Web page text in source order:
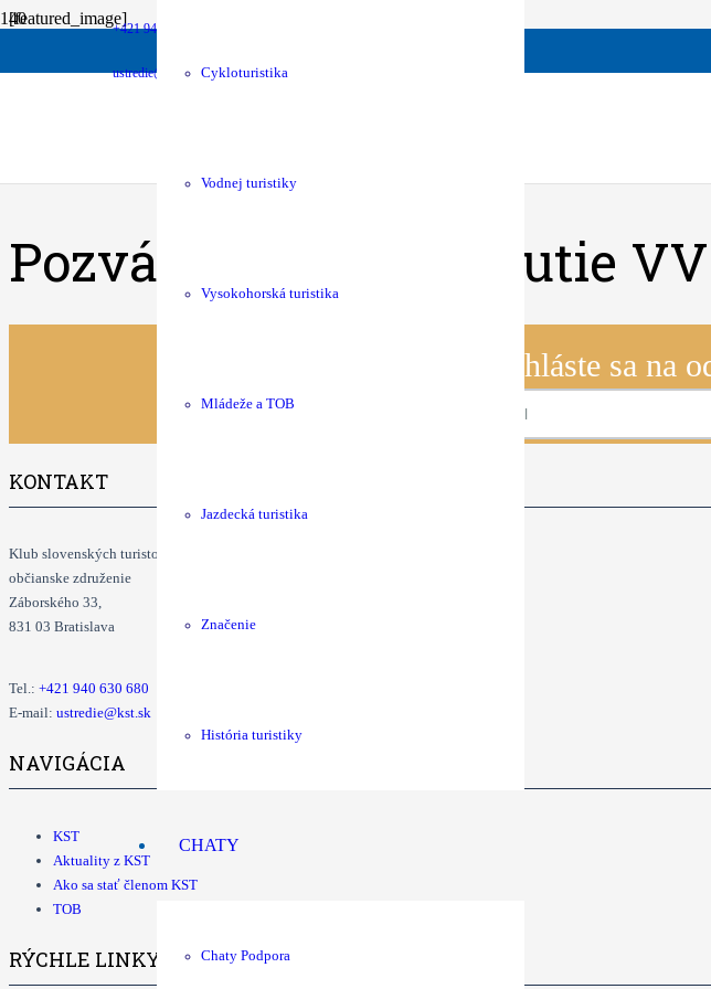
+421 940 630 680
ustredie@kst.sk Cykloturistika
Vodnej turistiky
Vysokohorská turistika
Mládeže a TOB
Jazdecká turistika
Značenie
História turistiky
CHATY
Chaty Podpora
[featured_image]
Verzia
Posledná aktualizácia06.07.2026
Pozvánka na zasadnutie
Prihláste sa na
KONTAKT
Klub slovenských turistov
občianske združenie
Záborského 33,
831 03 Bratislava
Tel.: +421 940 630 680
E-mail: ustredie@kst.sk
NAVIGÁCIA
KST
Aktuality z KST
Ako sa stať členom KST
TOB
RÝCHLE LINKY